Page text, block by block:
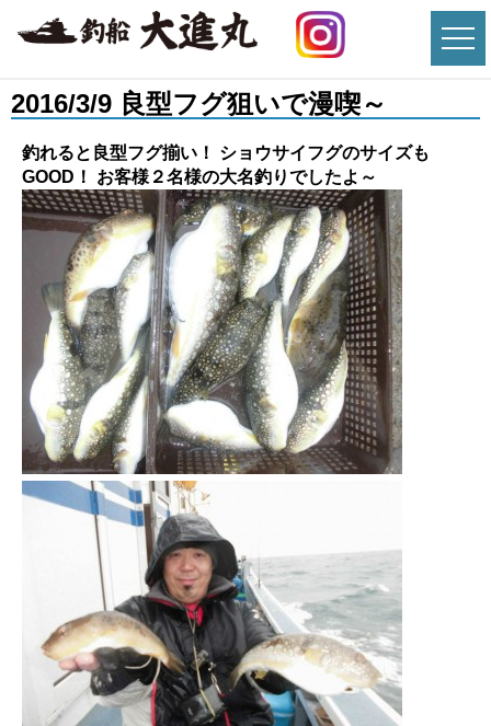
2016/3/9 良型フグ狙いで漫喫～
釣れると良型フグ揃い！ ショウサイフグのサイズも
GOOD！ お客様２名様の大名釣りでしたよ～